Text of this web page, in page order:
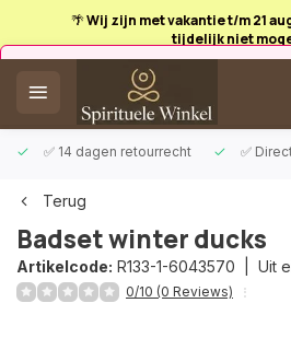
✅ 14 dagen retourrecht ✅
Afrekenen is
Terug
Badset winter ducks
Artikelcode: R133-1-6043570 | Uit
0/10 (0 Reviews)